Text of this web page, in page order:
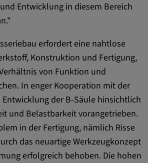
Entwicklung in diesem Bereich
erfordert eine nahtlose
Konstruktion und Fertigung,
von Funktion und
In enger Kooperation mit der
Entwicklung der B-Säule hinsichtlich
und Belastbarkeit vorangetrieben.
in der Fertigung, nämlich Risse
das neuartige Werkzeugkonzept
erfolgreich behoben. Die hohen
anzuzeigen.
NID, AEC, CONSENT, OGPC